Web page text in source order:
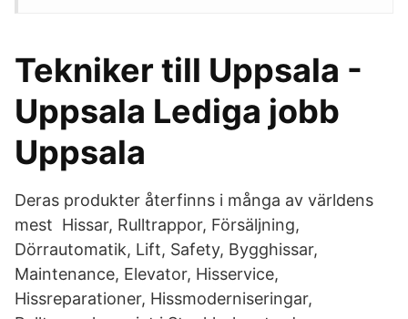
Tekniker till Uppsala -
Uppsala Lediga jobb
Uppsala
Deras produkter återfinns i många av världens
mest Hissar, Rulltrappor, Försäljning,
Dörrautomatik, Lift, Safety, Bygghissar,
Maintenance, Elevator, Hisservice,
Hissreparationer, Hissmoderniseringar,